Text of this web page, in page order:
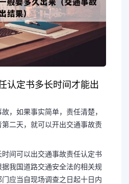
认定书多长时间才能出
，如果事实简单，责任清楚，
二天，就可以开出交通事故责
间可以出交通事故责任认定书
我国道路交通安全法的相关规
应当自现场调查之日起十日内
按图片识别二维